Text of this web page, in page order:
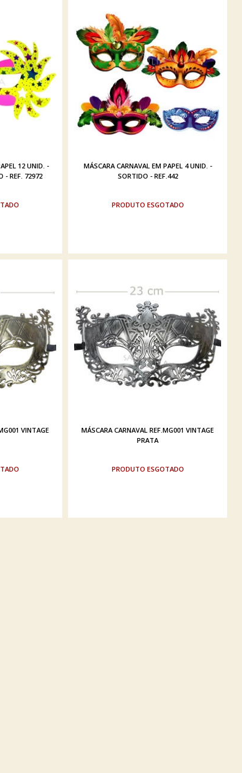
12 UNID. -
- REF. 72972
MÁSCARA CARNAVAL EM PAPEL 4 UNID. -
SORTIDO - REF.442
ESGOTADO
VINTAGE
MÁSCARA CARNAVAL REF.MG001 VINTAGE
PRATA
ESGOTADO